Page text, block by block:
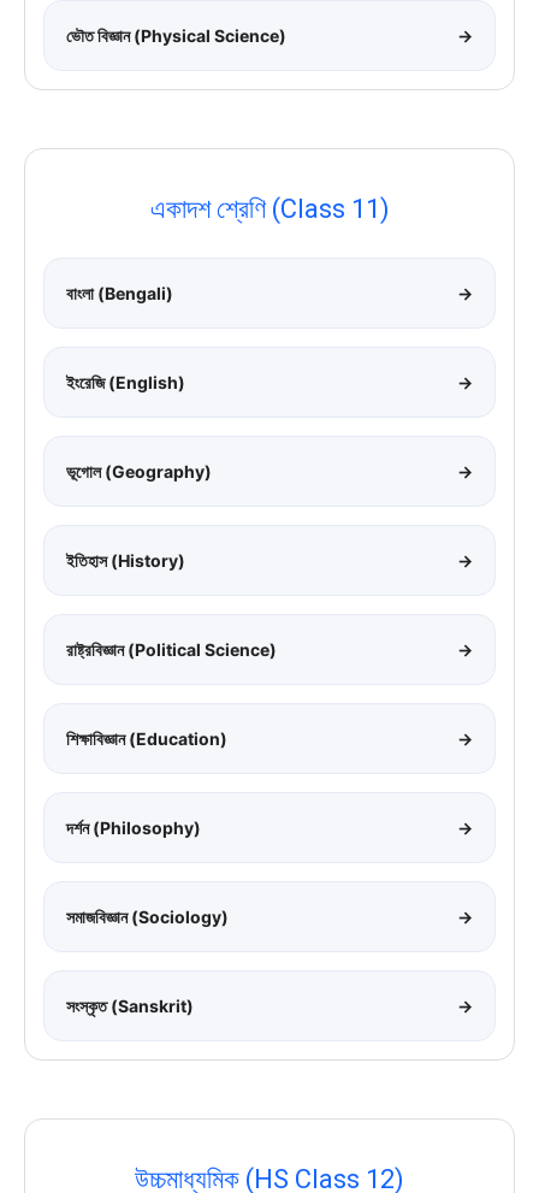
ভৌত বিজ্ঞান (Physical Science) →
একাদশ শ্রেণি (Class 11)
বাংলা (Bengali) →
ইংরেজি (English) →
ভূগোল (Geography) →
ইতিহাস (History) →
রাষ্ট্রবিজ্ঞান (Political Science) →
শিক্ষাবিজ্ঞান (Education) →
দর্শন (Philosophy) →
সমাজবিজ্ঞান (Sociology) →
সংস্কৃত (Sanskrit) →
উচ্চমাধ্যমিক (HS Class 12)